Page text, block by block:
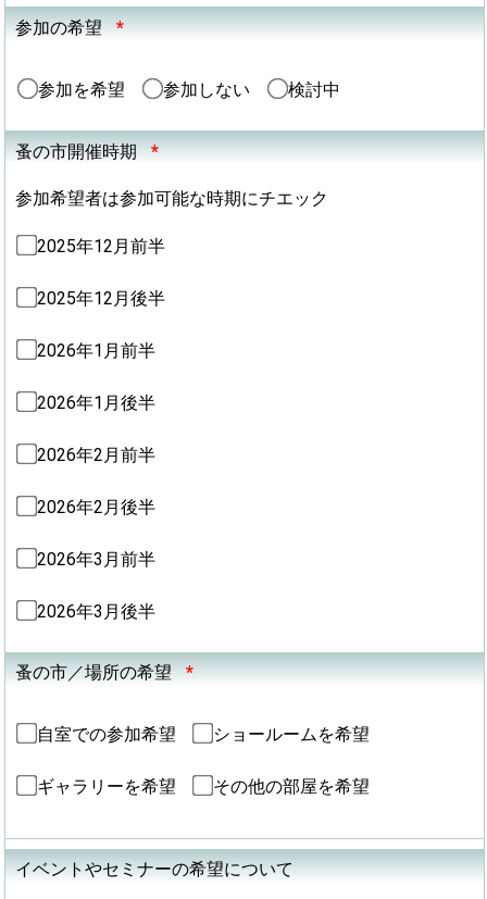
参加の希望 *
参加を希望 参加しない 検討中
蚤の市開催時期 *
参加希望者は参加可能な時期にチエック
2025年12月前半
2025年12月後半
2026年1月前半
2026年1月後半
2026年2月前半
2026年2月後半
2026年3月前半
2026年3月後半
蚤の市／場所の希望 *
自室での参加希望 ショールームを希望
ギャラリーを希望 その他の部屋を希望
イベントやセミナーの希望について